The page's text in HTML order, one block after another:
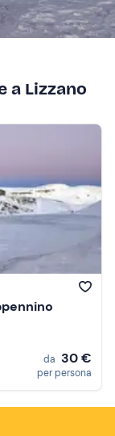
a Lizzano
da 30 €
per persona